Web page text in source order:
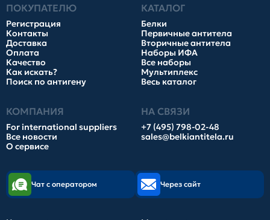
ПОКУПАТЕЛЮ
Регистрация
Контакты
Доставка
Оплата
Качество
Как искать?
Поиск по антигену
КАТАЛОГ
Белки
Первичные антитела
Вторичные антитела
Наборы ИФА
Все наборы
Мультиплекс
Весь каталог
КОМПАНИЯ
For international suppliers
Все новости
О сервисе
НА СВЯЗИ
+7 (495) 798-02-48
sales@belkiantitela.ru
Чат с оператором Через сайт